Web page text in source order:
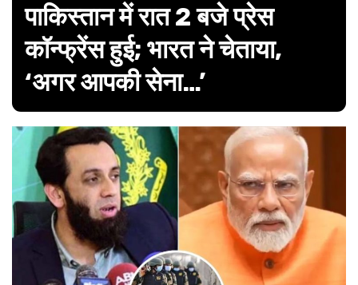
पाकिस्तान में रात 2 बजे प्रेस
कॉन्फ्रेंस हुई; भारत ने चेताया,
‘अगर आपकी सेना…’